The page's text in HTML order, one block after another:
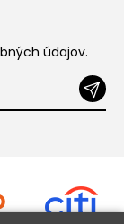
údajov.